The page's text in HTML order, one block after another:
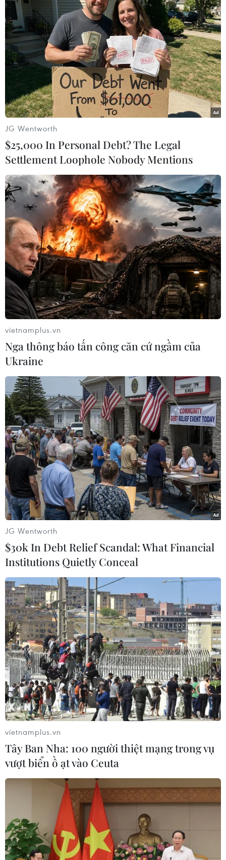
Ra mắt 12 thí sinh lọt vào chung kết cuộc
thi Hoa hậu Việt tại Séc
22/09/2014 08:12
Ngay tại buổi ra mắt các thí sinh lọt vào chung kết Hoa
hậu Việt Nam tại Séc và châu Âu, Ban tổ chức và các
nhà tài trợ đã phát động quyên góp ủng hộ quỹ vì nạn
nhân chất da cam ở Việt Nam.
Bốn nhà thiết kế Việt Nam sẽ "khoe" chất
liệu dân tộc ở Italy
09/09/2014 07:14
Những thiết kế đặc sắc và mới nhất của bốn nhà thiết
kế Minh Hạnh, Lan Hương, Công Khanh, Quang Nhật
bằng chất liệu đậm chất dân tộc như lụa, thổ cẩm… sẽ
được giới thiệu tới công chúng Italy vào 17/9.
JG Wentworth
$25,000 In Personal Debt? The Legal
Settlement Loophole Nobody Mentions
vietnamplus.vn
Nga thông báo tấn công căn cứ ngầm của
Ukraine
JG Wentworth
$30k In Debt Relief Scandal: What Financial
Institutions Quietly Conceal
vietnamplus.vn
Tây Ban Nha: 100 người thiệt mạng trong vụ
vượt biển ồ ạt vào Ceuta